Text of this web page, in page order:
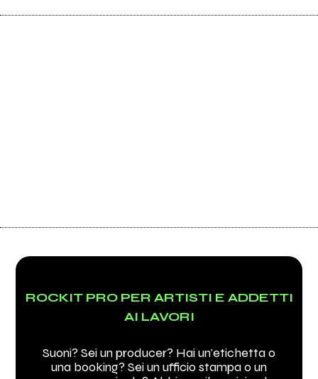
ROCKIT PRO PER ARTISTI E ADDETTI
AI LAVORI
Suoni? Sei un producer? Hai un'etichetta o
una booking? Sei un ufficio stampa o un